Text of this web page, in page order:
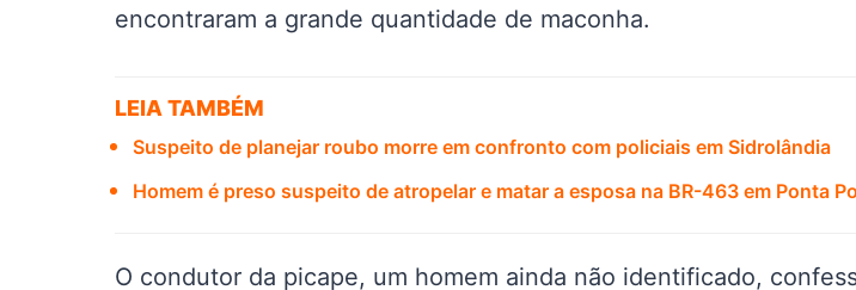
encontraram a grande quantidade de maconha.
LEIA TAMBÉM
Suspeito de planejar roubo morre em confronto com policiais em Sidrolândia
Homem é preso suspeito de atropelar e matar a esposa na BR-463 em Ponta
O condutor da picape, um homem ainda não identificado,